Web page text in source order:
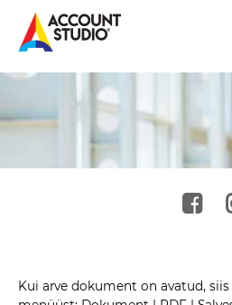
Mine
sisu
Kui arve dokument on avatud, siis